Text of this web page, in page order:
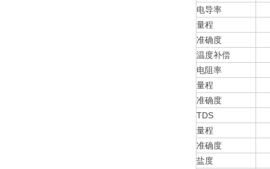
电导率
量程
准确度
温度补偿
电阻率
量程
准确度
TDS
量程
准确度
盐度